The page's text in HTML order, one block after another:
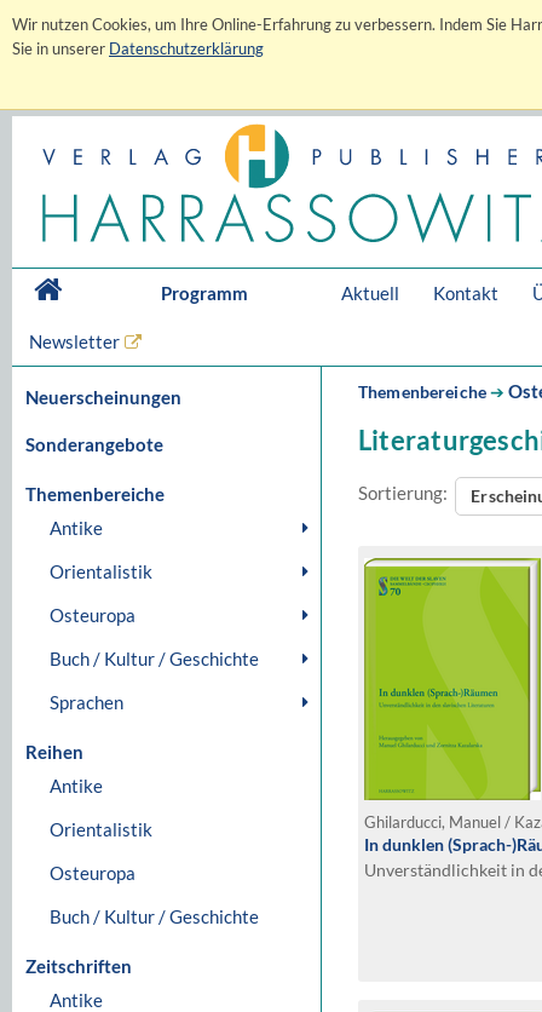
Wir nutzen Cookies, um Ihre Online-Erfahrung zu verbessern. Indem Sie
Sie in unserer Datenschutzerklärung
Programm Aktuell Kontakt
Newsletter
Neuerscheinungen
Sonderangebote
Themenbereiche
Antike
Orientalistik
Osteuropa
Buch / Kultur / Geschichte
Sprachen
Reihen
Antike
Orientalistik
Osteuropa
Buch / Kultur / Geschichte
Zeitschriften
Antike
Themenbereiche➔
Sortierung:
Ghilarducci, Manuel /
In dunklen (Sprach-
Unverständlichkeit in